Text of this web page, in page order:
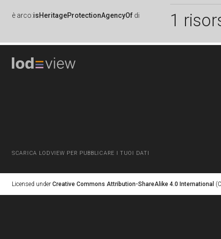
è arco:isHeritageProtectionAgencyOf di 1
SCARICA LODVIEW PER PUBBLICARE I TUOI DATI
Licensed under Creative Commons Attribution-ShareAlike 4.0 International